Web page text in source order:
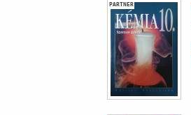
PARTNER